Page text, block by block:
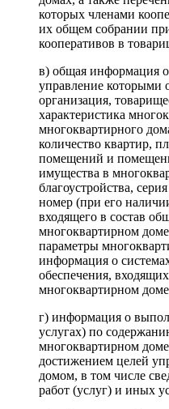
которых членами
их общем собрании
кооперативов в
в) общая информация
управление которыми
организация,
характеристика
многоквартирного
количество квартир,
помещений и
имущества в
благоустройства,
номер (при его
входящего в состав
многоквартирном
параметры
информация о
обеспечения,
многоквартирном
г) информация о
услугах) по
многоквартирном
достижением целей
домом, в том числе
работ (услуг) и иных